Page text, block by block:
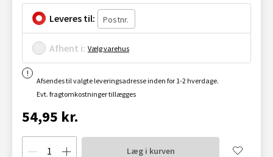
Leveres til:
Afhent i: Vælg varehus
Afsendes til valgte leveringsadresse inden for 1-2 hverdage.
Evt. fragtomkostninger tillægges
54,95 kr.
Læg i kurven